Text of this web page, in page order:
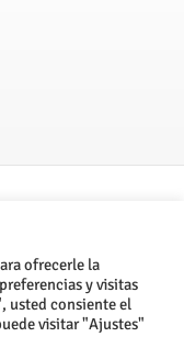
Venta
ofrecerle la
y visitas
usted consiente el
visitar "Ajustes"